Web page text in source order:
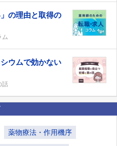
の理由と取得の
ム
ウムで効かない
話
薬物療法・作用機序